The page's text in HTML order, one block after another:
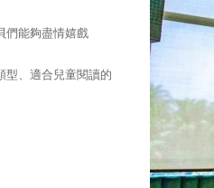
們能夠盡情嬉戲
型、適合兒童閱讀的